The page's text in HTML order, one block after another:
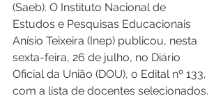
(Saeb). O Instituto Nacional de
Estudos e Pesquisas Educacionais
Anísio Teixeira (Inep) publicou, nesta
sexta-feira, 26 de julho, no Diário
Oficial da União (DOU), o Edital nº 133,
com a lista de docentes selecionados.